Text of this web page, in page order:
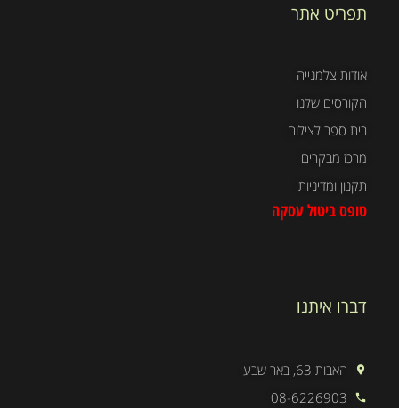
תפריט אתר
אודות צלמנייה
הקורסים שלנו
בית ספר לצילום
מרכז מבקרים
תקנון ומדיניות
טופס ביטול עסקה
דברו איתנו
האבות 63, באר שבע
08-6226903